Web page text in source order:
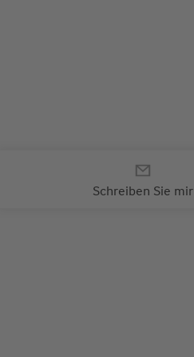
Ihrem Wüstenrot-Berater
Schreiben Sie mir